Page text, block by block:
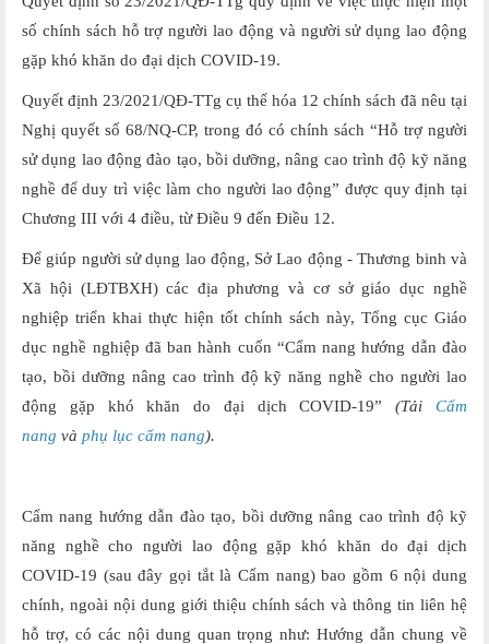
số chính sách hỗ trợ người lao động và người sử dụng lao động
gặp khó khăn do đại dịch COVID-19.
Quyết định 23/2021/QĐ-TTg cụ thể hóa 12 chính sách đã nêu tại
Nghị quyết số 68/NQ-CP, trong đó có chính sách “Hỗ trợ người
sử dụng lao động đào tạo, bồi dưỡng, nâng cao trình độ kỹ năng
nghề để duy trì việc làm cho người lao động” được quy định tại
Chương III với 4 điều, từ Điều 9 đến Điều 12.
Để giúp người sử dụng lao động, Sở Lao động - Thương binh và
Xã hội (LĐTBXH) các địa phương và cơ sở giáo dục nghề
nghiệp triển khai thực hiện tốt chính sách này, Tổng cục Giáo
dục nghề nghiệp đã ban hành cuốn “Cẩm nang hướng dẫn đào
tạo, bồi dưỡng nâng cao trình độ kỹ năng nghề cho người lao
động gặp khó khăn do đại dịch COVID-19”(TảiCẩm
nang và phụ lục cẩm nang).
Cẩm nang hướng dẫn đào tạo, bồi dưỡng nâng cao trình độ kỹ
năng nghề cho người lao động gặp khó khăn do đại dịch
COVID-19 (sau đây gọi tắt là Cẩm nang) bao gồm 6 nội dung
chính, ngoài nội dung giới thiệu chính sách và thông tin liên hệ
hỗ trợ, có các nội dung quan trọng như: Hướng dẫn chung về